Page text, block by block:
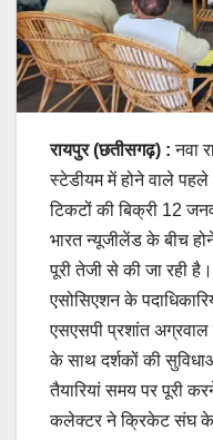
रायपुर (छतीसगढ़) :नवा
स्टेडीयम में होने वाले
टिकटों की बिक्री 12
भारत न्यूजीलेंड के बीच
पूरी तेजी से की जा रही
एसोसिएशन के
एसएसपी प्रशांत
के साथ दर्शकों की
तैयारियां समय पर पूरी
कलेक्टर ने क्रिकेट संघ के